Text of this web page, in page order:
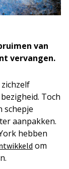
van
vervangen.
Toch
schepje
aanpakken.
hebben
om